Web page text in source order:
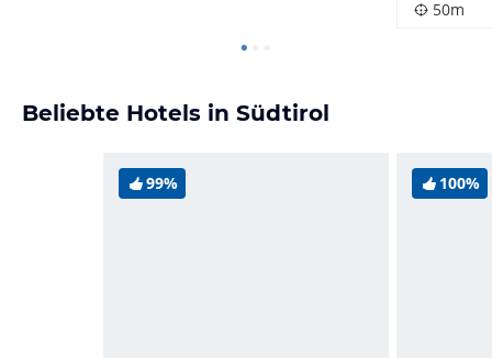
50m
Beliebte Hotels in Südtirol
99% 100%